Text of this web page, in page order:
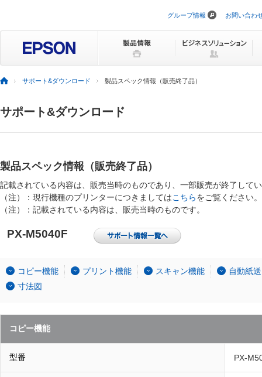
ビ
ョ
を
グループ情報 お問い合わ
サポート&ダウンロード 製品スペック情報（販売終了品）
サポート&ダウンロード
製品スペック情報（販売終了品）
記載されている内容は、販売当時のものであり、一部販売が終了して
（注）：現行機種のプリンターにつきましてはこちらをご覧ください。
（注）：記載されている内容は、販売当時のものです。
PX-M5040F
コピー機能 プリント機能 スキャン機能
自動紙
寸法図
コピー機能
型番 PX-